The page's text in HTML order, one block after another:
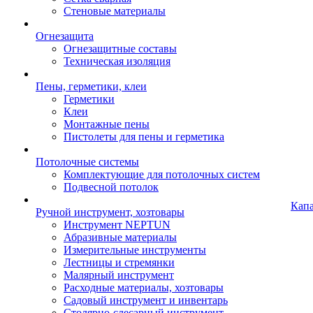
Стеновые материалы
Огнезащита
Огнезащитные составы
Техническая изоляция
Пены, герметики, клеи
Герметики
Клеи
Монтажные пены
Пистолеты для пены и герметика
Потолочные системы
Комплектующие для потолочных систем
Подвесной потолок
Ручной инструмент, хозтовары
Инструмент NEPTUN
Абразивные материалы
Измерительные инструменты
Лестницы и стремянки
Малярный инструмент
Расходные материалы, хозтовары
Садовый инструмент и инвентарь